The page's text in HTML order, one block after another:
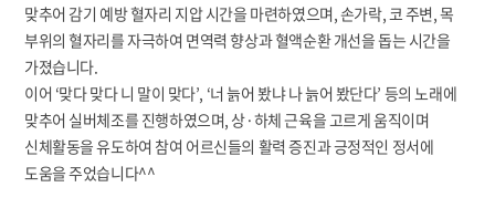
맞추어 감기 예방 혈자리 지압 시간을 마련하였으며, 손가락, 코 주변, 목
부위의 혈자리를 자극하여 면역력 향상과 혈액순환 개선을 돕는 시간을
가졌습니다.
이어 ‘맞다 맞다 니 말이 맞다’, ‘너 늙어 봤냐 나 늙어 봤단다’ 등의 노래에
맞추어 실버체조를 진행하였으며, 상·하체 근육을 고르게 움직이며
신체활동을 유도하여 참여 어르신들의 활력 증진과 긍정적인 정서에
도움을 주었습니다^^